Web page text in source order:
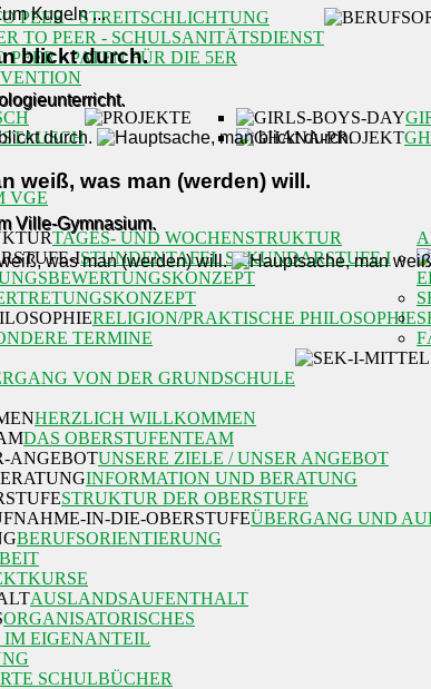
blickt durch.
weiß, was man (werden) will.
Ville-Gymnasium.
PEER - STREITSCHLICHTUNG
TO PEER - SCHULSANITÄTSDIENST
PEER - PATEN FÜR DIE 5ER
VGE
TAGES- UND WOCHENSTRUKTUR
STUNDENTAFEL SEKUNDARSTUFE I
RELIGION/PRAKTISCHE PHILOSOPHIE
TERMINE
VON DER GRUNDSCHULE
HERZLICH WILLKOMMEN
DAS OBERSTUFENTEAM
UNSERE ZIELE / UNSER ANGEBOT
INFORMATION UND BERATUNG
STRUKTUR DER OBERSTUFE
ÜBERGANG UND
BERUFSORIENTIERUNG
AUSLANDSAUFENTHALT
ORGANISATORISCHES
EIGENANTEIL
SCHULBÜCHER